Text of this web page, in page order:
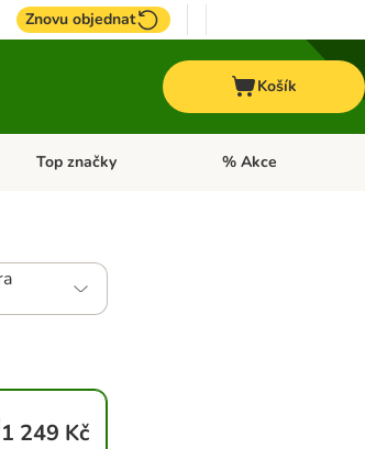
Znovu objednat
Košík
Otevřít menu: + VET Dieta
Top značky Otevřít menu: Top
% Akce
1 249 Kč